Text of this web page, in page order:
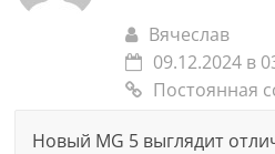
Вячеслав
09.12.2024 в
Постоянная
Новый MG 5 выглядит